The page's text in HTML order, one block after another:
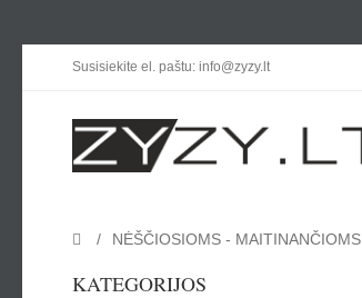
Susisiekite el. paštu: info@zyzy.lt
NĖŠČIOSIOMS - MAITINANČIOMS
KATEGORIJOS